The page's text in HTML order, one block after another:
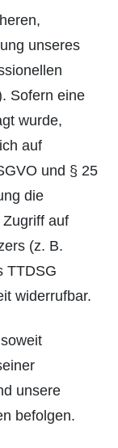
unseres
Sofern eine
wurde,
auf
und § 25
die
auf
(z. B.
TTDSG
widerrufbar.
unsere
befolgen.